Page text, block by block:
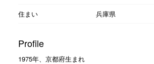
住まい
兵庫県
Profile
1975年、京都府生まれ